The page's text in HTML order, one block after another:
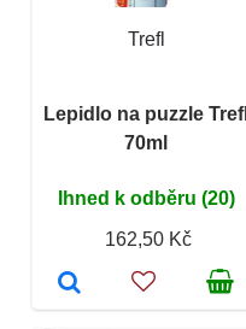
Trefl
Lepidlo na puzzle Trefl
70ml
Ihned k odběru (20)
162,50 Kč